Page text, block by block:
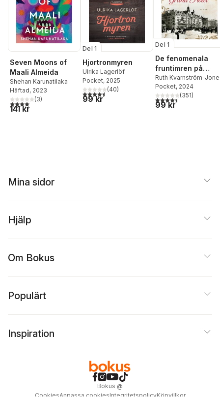
Seven Moons of
Maali Almeida
Shehan Karunatilaka
Häftad, 2023
4,0utav 5 stjärnor. Totalt antal röster:
(3)
141 kr
Del 1
Hjortronmyren
Ulrika Lagerlöf
Pocket, 2025
4,5utav 5 stjärnor. Totalt antal röster:
(40)
99 kr
Del 1
De fenomenala
fruntimren på
Grand Hôtel
Ruth Kvarnström-
Pocket, 2024
4,5utav 5 stjärnor.
(351)
99 kr
Mina sidor
Hjälp
Om Bokus
Populärt
Inspiration
Bokus @
CookiesAnpassa cookiesIntegritetspolicyKöpvillkor